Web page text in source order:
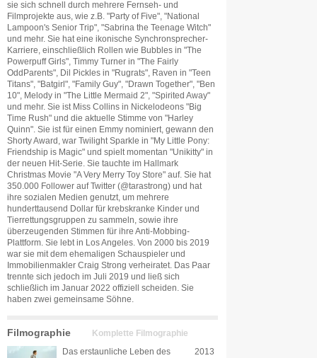
sie sich schnell durch mehrere Fernseh- und
Filmprojekte aus, wie z.B. "Party of Five", "National
Lampoon's Senior Trip", "Sabrina the Teenage Witch"
und mehr. Sie hat eine ikonische Synchronsprecher-
Karriere, einschließlich Rollen wie Bubbles in "The
Powerpuff Girls", Timmy Turner in "The Fairly
OddParents", Dil Pickles in "Rugrats", Raven in "Teen
Titans", "Batgirl", "Family Guy", "Drawn Together", "Ben
10", Melody in "The Little Mermaid 2", "Spirited Away"
und mehr. Sie ist Miss Collins in Nickelodeons "Big
Time Rush" und die aktuelle Stimme von "Harley
Quinn". Sie ist für einen Emmy nominiert, gewann den
Shorty Award, war Twilight Sparkle in "My Little Pony:
Friendship is Magic" und spielt momentan "Unikitty" in
der neuen Hit-Serie. Sie tauchte im Hallmark
Christmas Movie "A Very Merry Toy Store" auf. Sie hat
350.000 Follower auf Twitter (@tarastrong) und hat
ihre sozialen Medien genutzt, um mehrere
hunderttausend Dollar für krebskranke Kinder und
Tierrettungsgruppen zu sammeln, sowie ihre
überzeugenden Stimmen für ihre Anti-Mobbing-
Plattform. Sie lebt in Los Angeles. Von 2000 bis 2019
war sie mit dem ehemaligen Schauspieler und
Immobilienmakler Craig Strong verheiratet. Das Paar
trennte sich jedoch im Juli 2019 und ließ sich
schließlich im Januar 2022 offiziell scheiden. Sie
haben zwei gemeinsame Söhne.
Filmographie Komplette Filmographie
Das erstaunliche Leben des
2013